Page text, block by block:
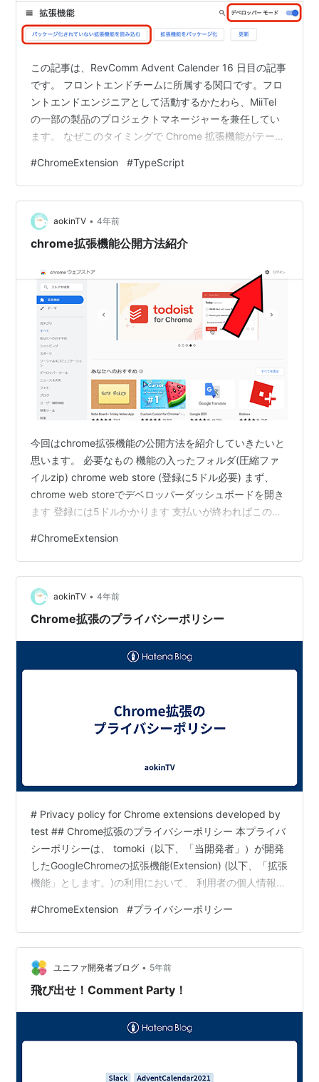
この記事は、RevComm Advent Calender 16 日目の記事
です。 フロントエンドチームに所属する関口です。フロ
ントエンドエンジニアとして活動するかたわら、MiiTel
の一部の製品のプロジェクトマネージャーを兼任してい
ます。 なぜこのタイミングで Chrome 拡張機能がテーマ
MiiTel Phone Chrome 拡張機能に対して行い、知見がで
きたことがその理由です。各 Chrome 拡張機能の機能定
義を行うフォーマットが Manifest ファイルです。このフ
ォーマットの V2 から V3 への移行が Goo…
#ChromeExtension #TypeScript
aokinTV • 4年前
chrome拡張機能公開方法紹介
今回はchrome拡張機能の公開方法を紹介していきたいと
思います。 必要なもの 機能の入ったフォルダ(圧縮ファ
イルzip) chrome web store (登録に5ドル必要) まず、
chrome web storeでデベロッパーダッシュボードを開き
ます 登録には5ドルかかります 支払いが終わればこのよ
イルをアップロードすれば公開されます。 また、公開に
は審査が必要でこれを通過するにはアカウントの設定や
機能の使用目的などをしっかりと記入しなければいけま
せん。 審査が通るとこの様に公開済みになります。 以上
がchrome拡張機能の公開方法で…
#ChromeExtension
aokinTV • 4年前
Chrome拡張のプライバシーポリシー
# Privacy policy for Chrome extensions developed by
test ## Chrome拡張のプライバシーポリシー 本プライバ
シーポリシーは、 tomoki（以下、「当開発者」）が開発
したGoogleChromeの拡張機能(Extension) (以下、「拡張
機能」とします。)の利用において、 利用者の個人情報も
守する方針を示したものです。 ### 基本方針 当開発者
は、個人情報の重要性を認識し、 個人情報を保護するこ
とが社会的責務であると考え、個人情報に関する法令を
遵守し、 拡張機能で取扱う個人情…
#ChromeExtension #プライバシーポリシー
ユニファ開発者ブログ • 5年前
飛び出せ！Comment Party！